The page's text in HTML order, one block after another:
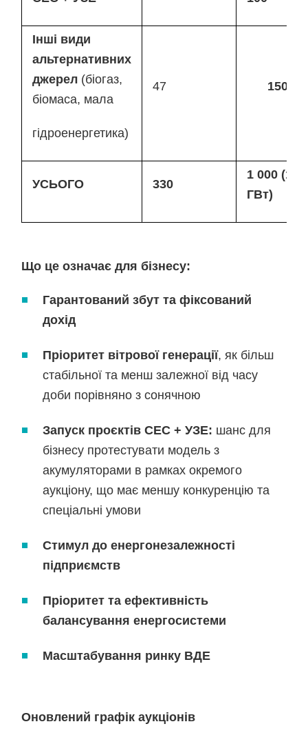
Інші види
альтернативних
джерел (біогаз,
біомаса, мала
гідроенергетика)
47 150
УСЬОГО 330
1 000 (1
ГВт)
Що це означає для бізнесу:
Гарантований збут та фіксований
дохід
Пріоритет вітрової генерації, як більш
стабільної та менш залежної від часу
доби порівняно з сонячною
Запуск проєктів СЕС + УЗЕ: шанс для
бізнесу протестувати модель з
акумуляторами в рамках окремого
аукціону, що має меншу конкуренцію та
спеціальні умови
Стимул до енергонезалежності
підприємств
Пріоритет та ефективність
балансування енергосистеми
Масштабування ринку ВДЕ
Оновлений графік аукціонів